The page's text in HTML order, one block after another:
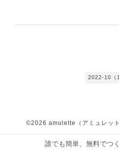
2022-10（1
©2026 amulette（アミュレット
誰でも簡単、無料でつ